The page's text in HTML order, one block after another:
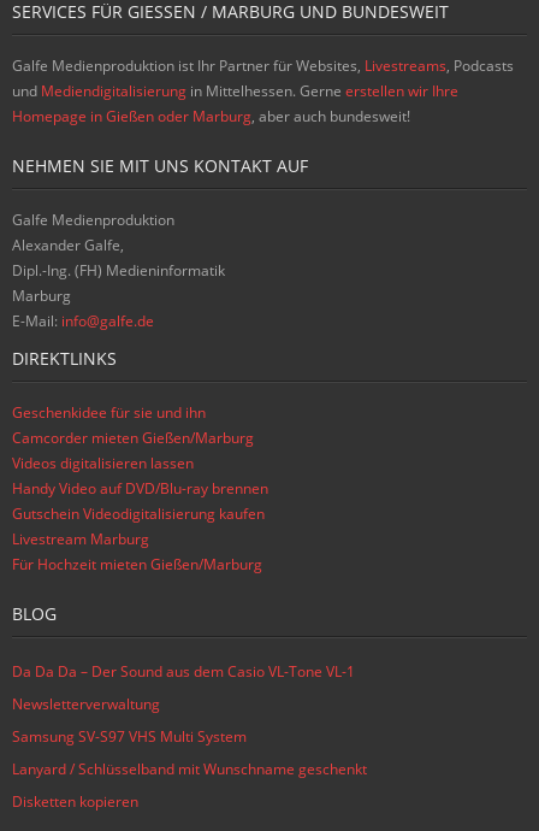
SERVICES FÜR GIESSEN / MARBURG UND BUNDESWEIT
Galfe Medienproduktion ist Ihr Partner für Websites, Livestreams, Podcasts
und Mediendigitalisierung in Mittelhessen. Gerne erstellen wir Ihre
Homepage in Gießen oder Marburg, aber auch bundesweit!
NEHMEN SIE MIT UNS KONTAKT AUF
Galfe Medienproduktion
Alexander Galfe,
Dipl.-Ing. (FH) Medieninformatik
Marburg
E-Mail: info@galfe.de
DIREKTLINKS
Geschenkidee für sie und ihn
Camcorder mieten Gießen/Marburg
Videos digitalisieren lassen
Handy Video auf DVD/Blu-ray brennen
Gutschein Videodigitalisierung kaufen
Livestream Marburg
Für Hochzeit mieten Gießen/Marburg
BLOG
Da Da Da – Der Sound aus dem Casio VL-Tone VL-1
Newsletterverwaltung
Samsung SV-S97 VHS Multi System
Lanyard / Schlüsselband mit Wunschname geschenkt
Disketten kopieren